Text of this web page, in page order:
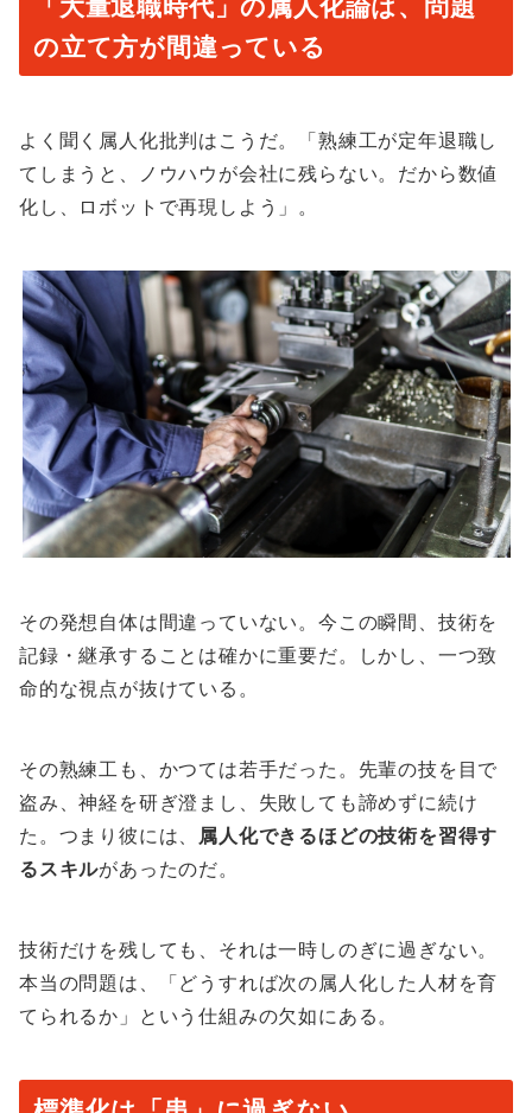
「大量退職時代」の属人化論は、問題
の立て方が間違っている
よく聞く属人化批判はこうだ。「熟練工が定年退職し
てしまうと、ノウハウが会社に残らない。だから数値
化し、ロボットで再現しよう」。
その発想自体は間違っていない。今この瞬間、技術を
記録・継承することは確かに重要だ。しかし、一つ致
命的な視点が抜けている。
その熟練工も、かつては若手だった。先輩の技を目で
盗み、神経を研ぎ澄まし、失敗しても諦めずに続け
た。つまり彼には、 属人化できるほどの技術を習得す
るスキルがあったのだ。
技術だけを残しても、それは一時しのぎに過ぎない。
本当の問題は、「どうすれば次の属人化した人材を育
てられるか」という仕組みの欠如にある。